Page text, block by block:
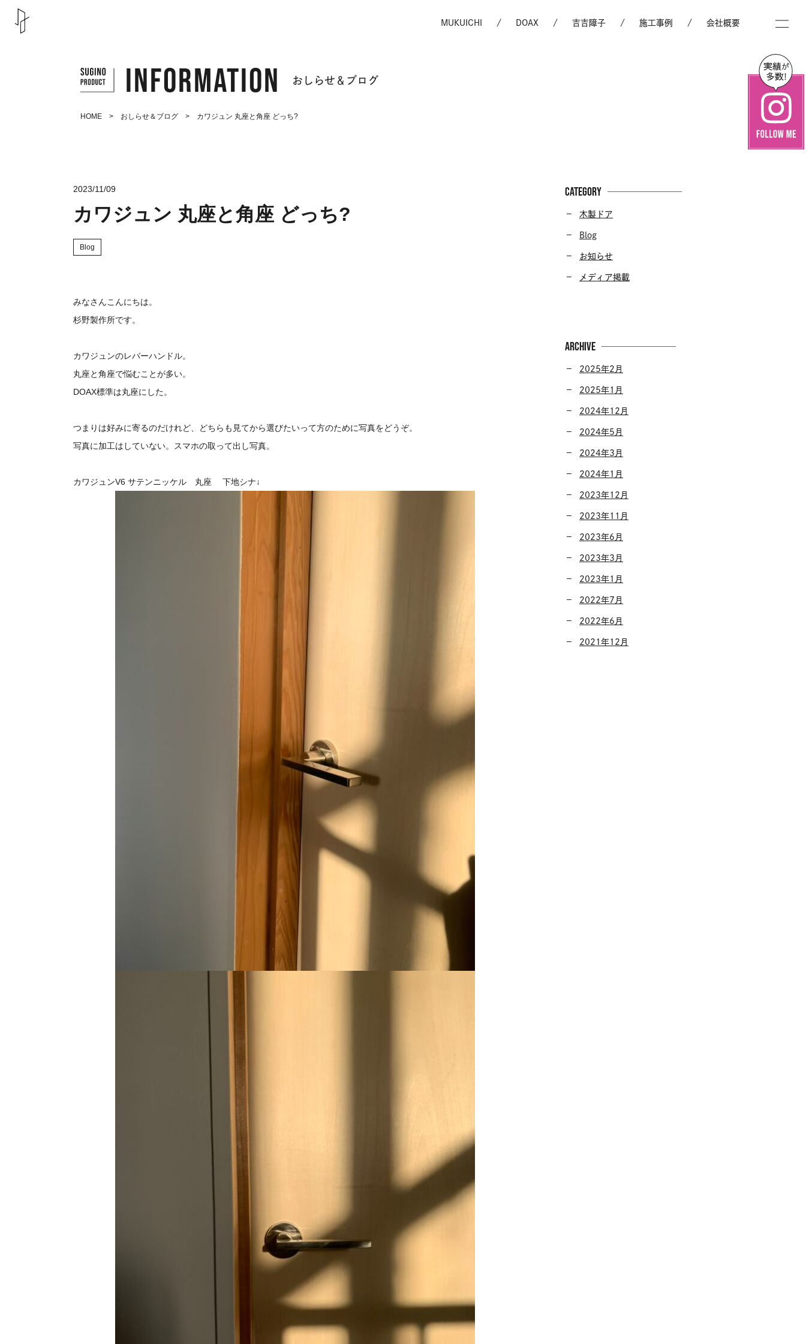
MUKUICHI DOAX 吉吉障子 施工事例 会社概要
INFORMATION おしらせ＆ブログ
HOME > おしらせ＆ブログ > カワジュン 丸座と角座 どっち?
2023/11/09
カワジュン 丸座と角座 どっち?
Blog
みなさんこんにちは。
杉野製作所です。
カワジュンのレバーハンドル。
丸座と角座で悩むことが多い。
DOAX標準は丸座にした。
つまりは好みに寄るのだけれど、どちらも見てから選びたいって方のために写真をどうぞ。
写真に加工はしていない。スマホの取って出し写真。
カワジュンV6 サテンニッケル 丸座 下地シナ↓
CATEGORY
木製ドア
Blog
お知らせ
メディア掲載
ARCHIVE
2025年2月
2025年1月
2024年12月
2024年5月
2024年3月
2024年1月
2023年12月
2023年11月
2023年6月
2023年3月
2023年1月
2022年7月
2022年6月
2021年12月